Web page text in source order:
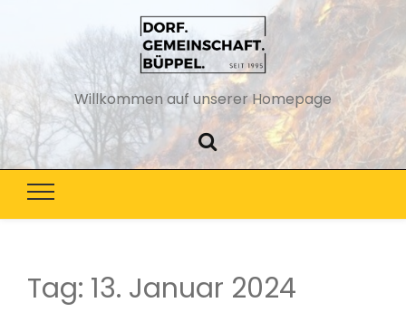
Willkommen auf unserer Homepage
Tag: 13. Januar 2024